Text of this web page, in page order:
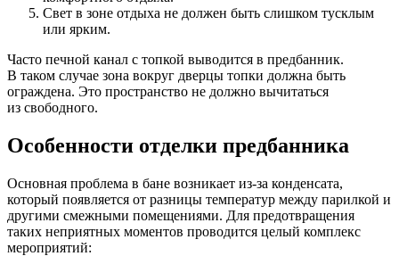
Свет в зоне отдыха не должен быть слишком тусклым
или ярким.
Часто печной канал с топкой выводится в предбанник.
В таком случае зона вокруг дверцы топки должна быть
ограждена. Это пространство не должно вычитаться
из свободного.
Особенности отделки предбанника
Основная проблема в бане возникает из-за конденсата,
который появляется от разницы температур между парилкой и
другими смежными помещениями. Для предотвращения
таких неприятных моментов проводится целый комплекс
мероприятий: